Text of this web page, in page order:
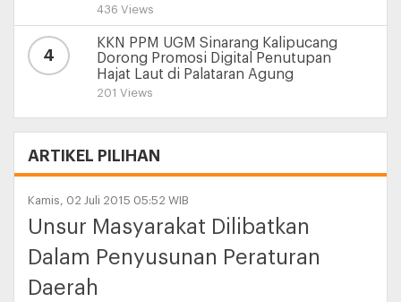
436 Views
4
KKN PPM UGM Sinarang Kalipucang
Dorong Promosi Digital Penutupan
Hajat Laut di Palataran Agung
201 Views
ARTIKEL PILIHAN
Kamis, 02 Juli 2015 05:52 WIB
Unsur Masyarakat Dilibatkan
Dalam Penyusunan Peraturan
Daerah